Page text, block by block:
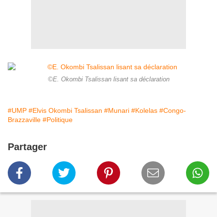
©E. Okombi Tsalissan lisant sa déclaration
#UMP #Elvis Okombi Tsalissan #Munari #Kolelas #Congo-
Brazzaville #Politique
Partager